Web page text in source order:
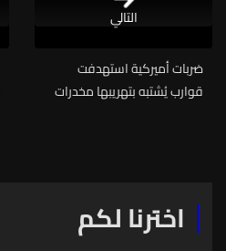
التالي
ضربات أميركية استهدفت
قوارب يُشتبه بتهريبها مخدرات
اخترنا لكم